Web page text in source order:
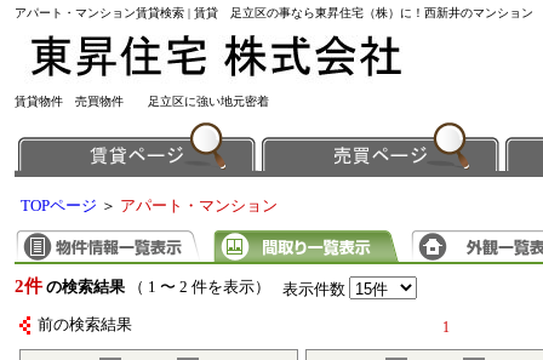
アパート・マンション賃貸検索 | 賃貸 足立区の事なら東昇住宅（株）に！西新井のマンシ
賃貸物件 売買物件 足立区に強い地元密着
TOPページ ＞ アパート・マンション
2件 の検索結果 （ 1 〜 2 件を表示） 表示件数
前の検索結果 1